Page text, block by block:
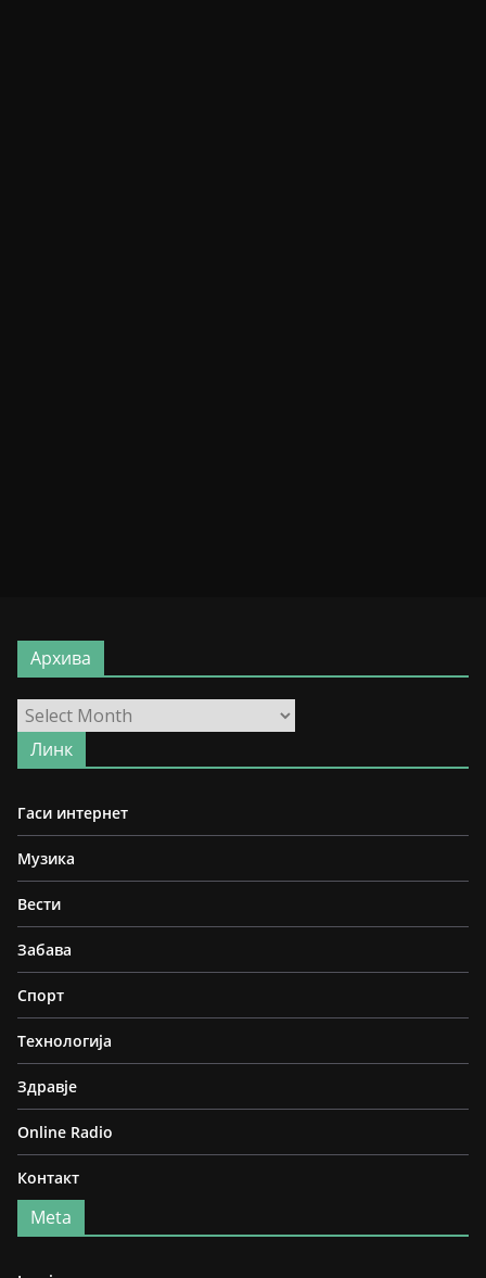
Архива
Архива
Линк
Гаси интернет
Музика
Вести
Забава
Спорт
Технологија
Здравје
Online Radio
Контакт
Meta